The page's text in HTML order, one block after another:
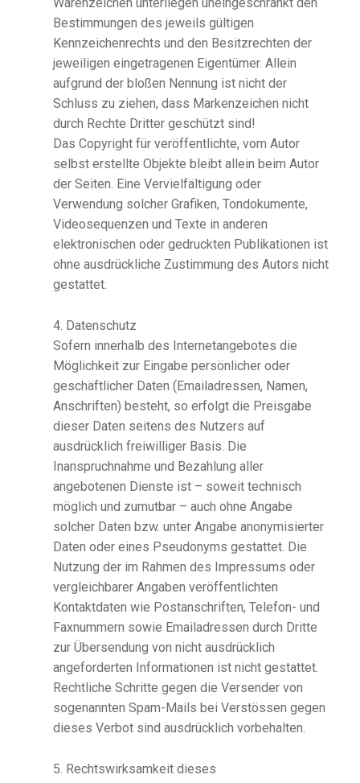
Bestimmungen des jeweils gültigen
Kennzeichenrechts und den Besitzrechten der
jeweiligen eingetragenen Eigentümer. Allein
aufgrund der bloßen Nennung ist nicht der
Schluss zu ziehen, dass Markenzeichen nicht
durch Rechte Dritter geschützt sind!
Das Copyright für veröffentlichte, vom Autor
selbst erstellte Objekte bleibt allein beim Autor
der Seiten. Eine Vervielfältigung oder
Verwendung solcher Grafiken, Tondokumente,
Videosequenzen und Texte in anderen
elektronischen oder gedruckten Publikationen ist
ohne ausdrückliche Zustimmung des Autors nicht
gestattet.
4. Datenschutz
Sofern innerhalb des Internetangebotes die
Möglichkeit zur Eingabe persönlicher oder
geschäftlicher Daten (Emailadressen, Namen,
Anschriften) besteht, so erfolgt die Preisgabe
dieser Daten seitens des Nutzers auf
ausdrücklich freiwilliger Basis. Die
Inanspruchnahme und Bezahlung aller
angebotenen Dienste ist – soweit technisch
möglich und zumutbar – auch ohne Angabe
solcher Daten bzw. unter Angabe anonymisierter
Daten oder eines Pseudonyms gestattet. Die
Nutzung der im Rahmen des Impressums oder
vergleichbarer Angaben veröffentlichten
Kontaktdaten wie Postanschriften, Telefon- und
Faxnummern sowie Emailadressen durch Dritte
zur Übersendung von nicht ausdrücklich
angeforderten Informationen ist nicht gestattet.
Rechtliche Schritte gegen die Versender von
sogenannten Spam-Mails bei Verstössen gegen
dieses Verbot sind ausdrücklich vorbehalten.
5. Rechtswirksamkeit dieses